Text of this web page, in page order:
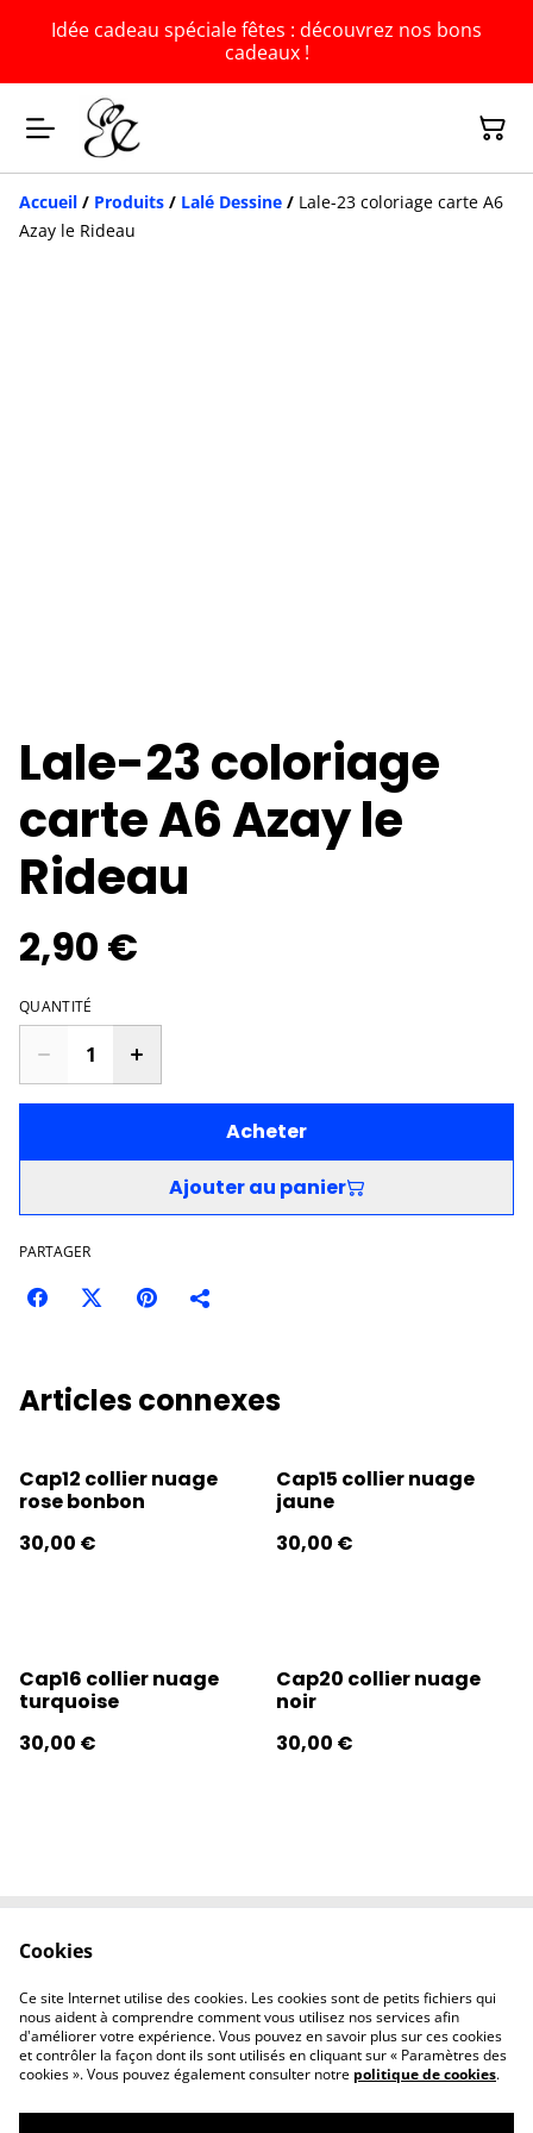
Idée cadeau spéciale fêtes : découvrez nos bons
cadeaux !
Accueil / Produits / Lalé Dessine / Lale-23 coloriage carte A6
Azay le Rideau
Lale-23 coloriage
carte A6 Azay le
Rideau
2,90 €
QUANTITÉ
Acheter
Ajouter au panier
PARTAGER
Articles connexes
Cap12 collier nuage
rose bonbon
30,00 €
Cap15 collier nuage
jaune
30,00 €
Cap16 collier nuage
turquoise
30,00 €
Cap20 collier nuage
noir
30,00 €
Contactez-nous
Politique de
confidentialité
Politique de
cookies
Cookies
Ce site Internet utilise des cookies. Les cookies sont de petits fichiers qui
nous aident à comprendre comment vous utilisez nos services afin
d'améliorer votre expérience. Vous pouvez en savoir plus sur ces cookies
et contrôler la façon dont ils sont utilisés en cliquant sur « Paramètres des
cookies ». Vous pouvez également consulter notre politique de cookies.